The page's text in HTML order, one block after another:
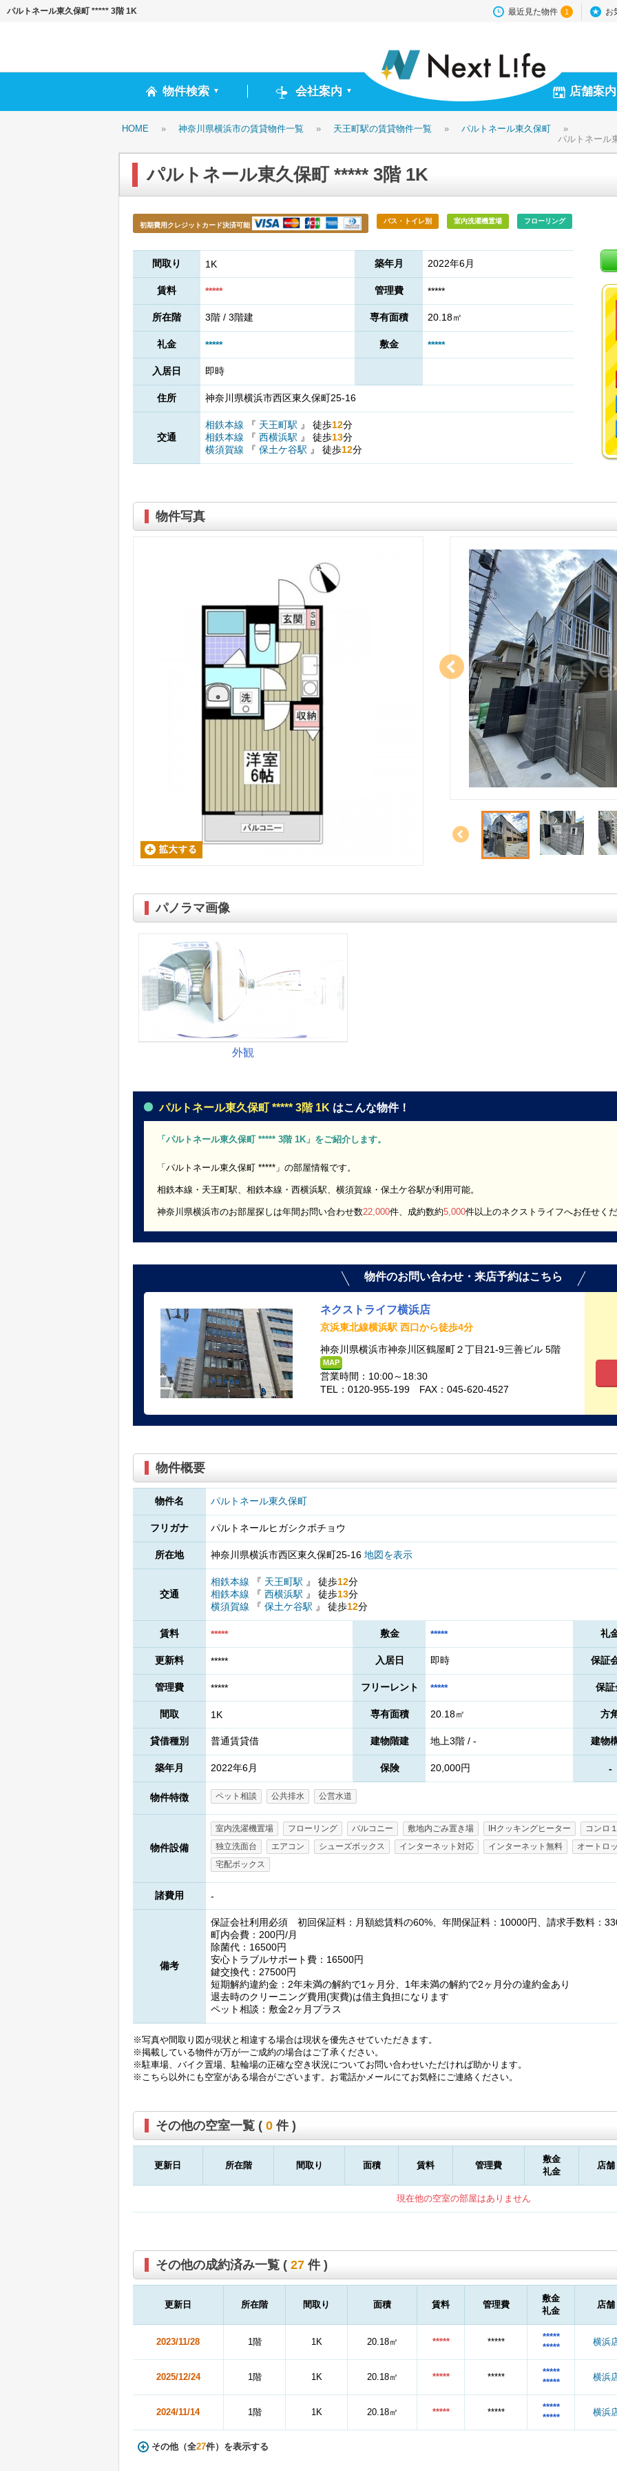
パルトネール東久保町 ***** 3階 1K 最近見た物件 1 お
物件検索 ▼ 会社案内 ▼ 店舗案内
HOME » 神奈川県横浜市の賃貸物件一覧 » 天王町駅の賃貸物件一覧 » パルトネール東久保町
»
パルトネール
パルトネール東久保町 ***** 3階 1K
初期費用クレジットカード決済可能
バス・トイレ別 室内洗濯機置場 フローリング
間取り 1K 築年月 2022年6月
賃料 ***** 管理費 *****
所在階 3階 / 3階建 専有面積 20.18㎡
礼金 ***** 敷金 *****
入居日 即時
住所 神奈川県横浜市西区東久保町25-16
交通
相鉄本線 『 天王町駅 』 徒歩12分
相鉄本線
『 西横浜駅 』 徒歩13分
横須賀線
『 保土ケ谷駅 』 徒歩12分
物件写真
パノラマ画像
パルトネール東久保町 ***** 3階 1K はこんな物件！
「パルトネール東久保町 ***** 3階 1K」をご紹介します。
「パルトネール東久保町 *****」の部屋情報です。
相鉄本線・天王町駅、相鉄本線・西横浜駅、横須賀線・保土ケ谷駅が利用可能。
神奈川県横浜市のお部屋探しは年間お問い合わせ数22,000件、成約数約5,000件以上のネクストライフへお任せく
物件のお問い合わせ・来店予約はこちら
ネクストライフ横浜店
京浜東北線横浜駅 西口から徒歩4分
神奈川県横浜市神奈川区鶴屋町２丁目21-9三善ビル 5階
MAP
営業時間：10:00～18:30
TEL：0120-955-199 FAX：045-620-4527
物件概要
物件名 パルトネール東久保町
フリガナ パルトネールヒガシクボチョウ
所在地 神奈川県横浜市西区東久保町25-16 地図を表示
交通
相鉄本線 『 天王町駅 』 徒歩12分
相鉄本線
『 西横浜駅 』 徒歩13分
横須賀線
『 保土ケ谷駅 』 徒歩12分
賃料 ***** 敷金 ***** 礼
更新料 ***** 入居日 即時 保証
管理費 ***** フリーレント ***** 保証
間取 1K 専有面積 20.18㎡ 方
貸借種別 普通賃貸借 建物階建 地上3階 / - 建物
築年月 2022年6月 保険 20,000円 -
物件特徴 ペット相談 公共排水 公営水道
物件設備
室内洗濯機置場 フローリング バルコニー 敷地内ごみ置き場 IHクッキングヒーター
コンロ
独立洗面台
エアコン シューズボックス インターネット対応 インターネット無料
オートロ
宅配ボックス
諸費用 -
備考
保証会社利用必須 初回保証料：月額総賃料の60%、年間保証料：10000円、請求手数料：
町内会費：200円/月
除菌代：16500円
安心トラブルサポート費：16500円
鍵交換代：27500円
短期解約違約金：2年未満の解約で1ヶ月分、1年未満の解約で2ヶ月分の違約金あり
退去時のクリーニング費用(実費)は借主負担になります
ペット相談：敷金2ヶ月プラス
※写真や間取り図が現状と相違する場合は現状を優先させていただきます。
※掲載している物件が万が一ご成約の場合はご了承ください。
※駐車場、バイク置場、駐輪場の正確な空き状況についてお問い合わせいただければ助かります。
※こちら以外にも空室がある場合がございます。お電話かメールにてお気軽にご連絡ください。
その他の空室一覧 ( 0 件 )
更新日 所在階 間取り 面積 賃料 管理費
敷金
礼金
店舗
現在他の空室の部屋はありません
その他の成約済み一覧 ( 27 件 )
更新日 所在階 間取り 面積 賃料 管理費
敷金
礼金
店舗
2023/11/28 1階 1K 20.18㎡ ***** *****
*****
*****
横浜
2025/12/24 1階 1K 20.18㎡ ***** *****
*****
*****
横浜
2024/11/14 1階 1K 20.18㎡ ***** *****
*****
*****
横浜
その他（全27件）を表示する